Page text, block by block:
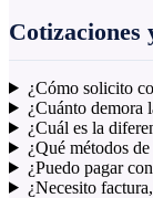
Cotizaciones
¿Cómo solicito
¿Cuánto demora
¿Cuál es la
¿Qué métodos
¿Puedo pagar
¿Necesito